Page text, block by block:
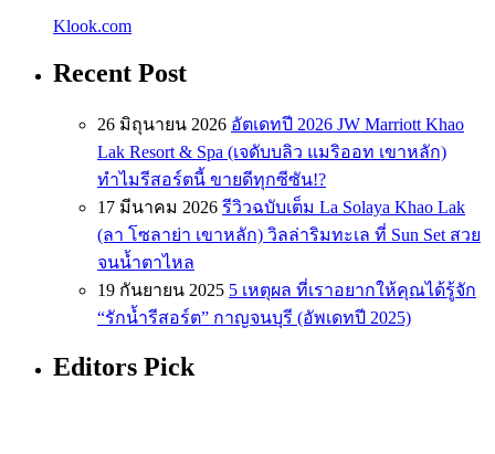
Klook.com
Recent Post
26 มิถุนายน 2026 อัตเดทปี 2026 JW Marriott Khao
Lak Resort & Spa (เจดับบลิว แมริออท เขาหลัก)
ทำไมรีสอร์ตนี้ ขายดีทุกซีซัน!?
17 มีนาคม 2026 รีวิวฉบับเต็ม La Solaya Khao Lak
(ลา โซลาย่า เขาหลัก) วิลล่าริมทะเล ที่ Sun Set สวย
จนน้ำตาไหล
19 กันยายน 2025 5 เหตุผล ที่เราอยากให้คุณได้รู้จัก
“รักน้ำรีสอร์ต” กาญจนบุรี (อัพเดทปี 2025)
Editors Pick